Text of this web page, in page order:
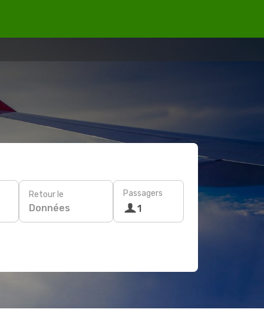
Retour le
Données
Passagers
1